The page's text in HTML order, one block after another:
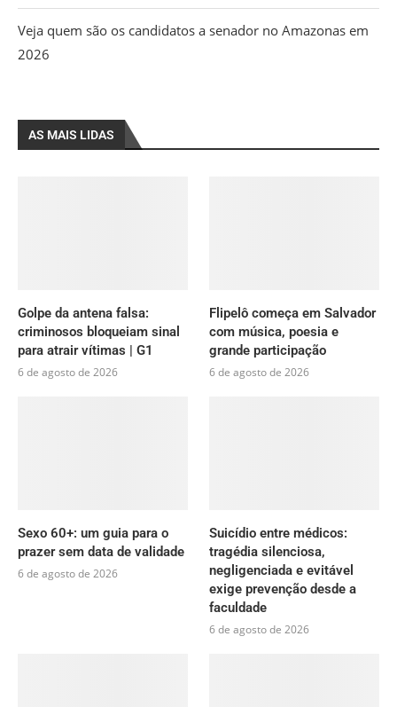
Veja quem são os candidatos a senador no Amazonas em
2026
AS MAIS LIDAS
Golpe da antena falsa:
criminosos bloqueiam sinal
para atrair vítimas | G1
6 de agosto de 2026
Flipelô começa em Salvador
com música, poesia e
grande participação
6 de agosto de 2026
Sexo 60+: um guia para o
prazer sem data de validade
6 de agosto de 2026
Suicídio entre médicos:
tragédia silenciosa,
negligenciada e evitável
exige prevenção desde a
faculdade
6 de agosto de 2026